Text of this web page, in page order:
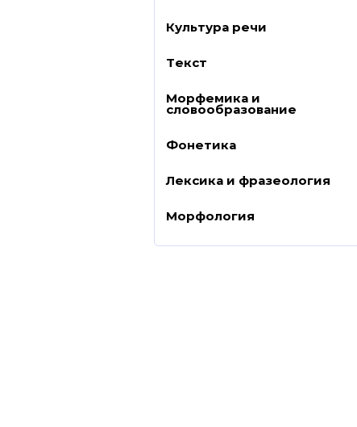
Культура речи
Текст
Морфемика и
словообразование
Фонетика
Лексика и фразеология
Морфология